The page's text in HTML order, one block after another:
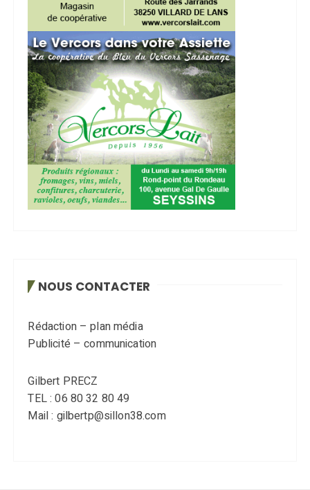
NOUS CONTACTER
Rédaction – plan média
Publicité – communication
Gilbert PRECZ
TEL : 06 80 32 80 49
Mail : gilbertp@sillon38.com